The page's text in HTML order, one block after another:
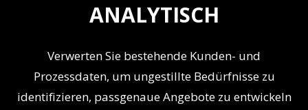
ANALYTISCH
Verwerten Sie bestehende Kunden- und
Prozessdaten, um ungestillte Bedürfnisse zu
identifizieren, passgenaue Angebote zu entwickeln